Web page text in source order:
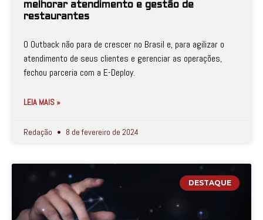
melhorar atendimento e gestão de
restaurantes
O Outback não para de crescer no Brasil e, para agilizar o
atendimento de seus clientes e gerenciar as operações,
fechou parceria com a E-Deploy.
LEIA MAIS »
Redação 8 de fevereiro de 2024
DESTAQUE